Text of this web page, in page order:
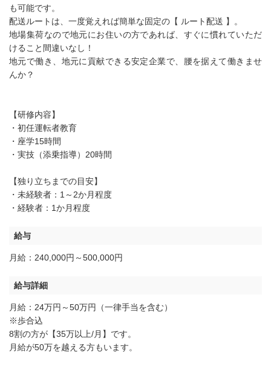
も可能です。
配送ルートは、一度覚えれば簡単な固定の【 ルート配送 】。
地場集荷なので地元にお住いの方であれば、すぐに慣れていただ
けること間違いなし！
地元で働き、地元に貢献できる安定企業で、腰を据えて働きませ
んか？
【研修内容】
・初任運転者教育
・座学15時間
・実技（添乗指導）20時間
【独り立ちまでの目安】
・未経験者：1～2か月程度
・経験者：1か月程度
給与
月給：240,000円～500,000円
給与詳細
月給：24万円～50万円（一律手当を含む）
※歩合込
8割の方が【35万以上/月】です。
月給が50万を越える方もいます。